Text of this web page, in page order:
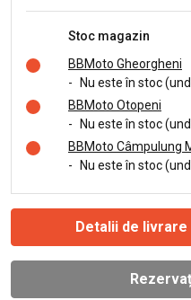
Stoc magazin
BBMoto Gheorgheni
- Nu este în stoc
BBMoto Otopeni
- Nu este în stoc
BBMoto Câmpulung
- Nu este în stoc
Detalii de livrare